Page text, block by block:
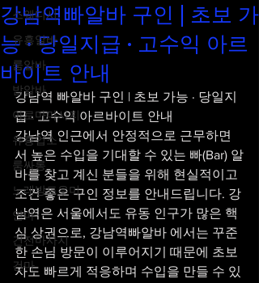
스웨디시
유흥알바
룸알바
밤알바
아로마마사지
유흥업소
룸싸롱
노래방도우미
안마
건전마사지
건마
강남역빠알바 구인 | 초보 가
능 · 당일지급 · 고수익 아르
바이트 안내
강남역 빠알바 구인 | 초보 가능 · 당일지
급 · 고수익 아르바이트 안내
강남역 인근에서 안정적으로 근무하면
서 높은 수입을 기대할 수 있는 빠(Bar) 알
바를 찾고 계신 분들을 위해 현실적이고
조건 좋은 구인 정보를 안내드립니다. 강
남역은 서울에서도 유동 인구가 많은 핵
심 상권으로, 강남역빠알바 에서는 꾸준
한 손님 방문이 이루어지기 때문에 초보
자도 빠르게 적응하며 수입을 만들 수 있